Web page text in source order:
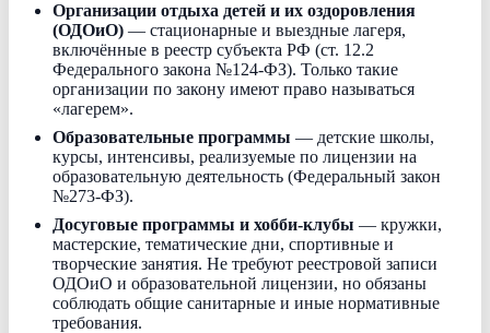
Организации отдыха детей и их оздоровления
(ОДОиО) — стационарные и выездные лагеря,
включённые в реестр субъекта РФ (ст. 12.2
Федерального закона №124-ФЗ). Только такие
организации по закону имеют право называться
«лагерем».
Образовательные программы — детские школы,
курсы, интенсивы, реализуемые по лицензии на
образовательную деятельность (Федеральный закон
№273-ФЗ).
Досуговые программы и хобби-клубы — кружки,
мастерские, тематические дни, спортивные и
творческие занятия. Не требуют реестровой записи
ОДОиО и образовательной лицензии, но обязаны
соблюдать общие санитарные и иные нормативные
требования.